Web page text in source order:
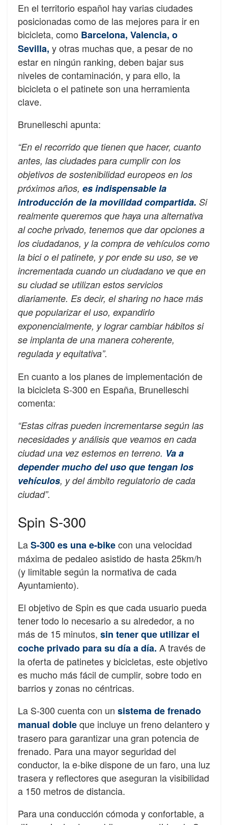
En el territorio español hay varias ciudades
posicionadas como de las mejores para ir en
bicicleta, como Barcelona, Valencia, o
Sevilla, y otras muchas que, a pesar de no
estar en ningún ranking, deben bajar sus
niveles de contaminación, y para ello, la
bicicleta o el patinete son una herramienta
clave.
Brunelleschi apunta:
“En el recorrido que tienen que hacer, cuanto
antes, las ciudades para cumplir con los
objetivos de sostenibilidad europeos en los
próximos años, es indispensable la
introducción de la movilidad compartida. Si
realmente queremos que haya una alternativa
al coche privado, tenemos que dar opciones a
los ciudadanos, y la compra de vehículos como
la bici o el patinete, y por ende su uso, se ve
incrementada cuando un ciudadano ve que en
su ciudad se utilizan estos servicios
diariamente. Es decir, el sharing no hace más
que popularizar el uso, expandirlo
exponencialmente, y lograr cambiar hábitos si
se implanta de una manera coherente,
regulada y equitativa”.
En cuanto a los planes de implementación de
la bicicleta S-300 en España, Brunelleschi
comenta:
“Estas cifras pueden incrementarse según las
necesidades y análisis que veamos en cada
ciudad una vez estemos en terreno. Va a
depender mucho del uso que tengan los
vehículos, y del ámbito regulatorio de cada
ciudad”.
Spin S-300
LaS-300 es una e-bikecon una velocidad
máxima de pedaleo asistido de hasta 25km/h
(y limitable según la normativa de cada
Ayuntamiento).
El objetivo de Spin es que cada usuario pueda
tener todo lo necesario a su alrededor, a no
más de 15 minutos, sin tener que utilizar el
coche privado para su día a día. A través de
la oferta de patinetes y bicicletas, este objetivo
es mucho más fácil de cumplir, sobre todo en
barrios y zonas no céntricas.
La S-300 cuenta con un sistema de frenado
manual dobleque incluye un freno delantero y
trasero para garantizar una gran potencia de
frenado. Para una mayor seguridad del
conductor, la e-bike dispone de un faro, una luz
trasera y reflectores que aseguran la visibilidad
a 150 metros de distancia.
Para una conducción cómoda y confortable, a